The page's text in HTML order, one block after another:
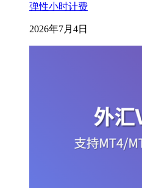
弹性小时计费
2026年7月4日